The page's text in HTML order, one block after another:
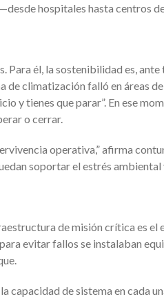
hospitales hasta centros
Para él, la sostenibilidad es, ante
de climatización falló en áreas
y tienes que parar”. En ese
o cerrar.
operativa,” afirma
soportar el estrés
de misión crítica es
evitar fallos se instalaban
capacidad de sistema en cada